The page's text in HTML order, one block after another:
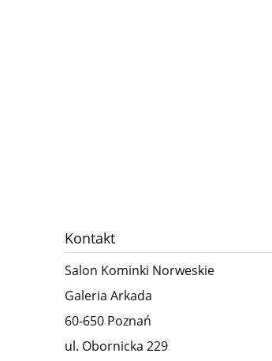
Kontakt
Salon Kominki Norweskie
Galeria Arkada
60-650 Poznań
ul. Obornicka 229